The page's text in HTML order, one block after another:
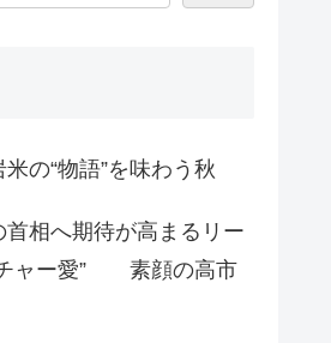
の“物語”を味わう秋
相へ期待が高まるリー
チャー愛” 素顔の高市